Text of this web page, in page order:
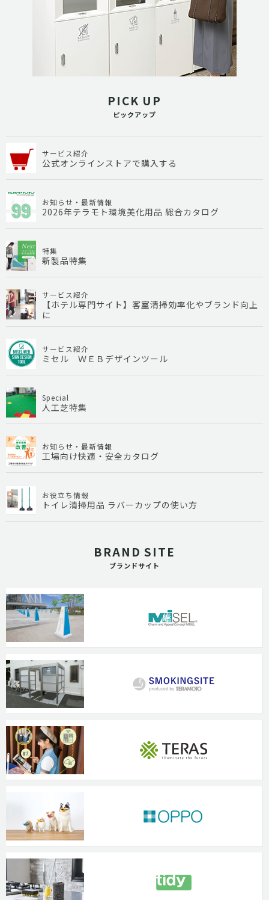
PICK UP
ピックアップ
サービス紹介
公式オンラインストアで購入する
お知らせ・最新情報
2026年テラモト環境美化用品 総合カタログ
特集
新製品特集
サービス紹介
【ホテル専門サイト】客室清掃効率化やブランド向上
に
サービス紹介
ミセル ＷＥＢデザインツール
Special
人工芝特集
お知らせ・最新情報
工場向け快適・安全カタログ
お役立ち情報
トイレ清掃用品 ラバーカップの使い方
BRAND SITE
ブランドサイト